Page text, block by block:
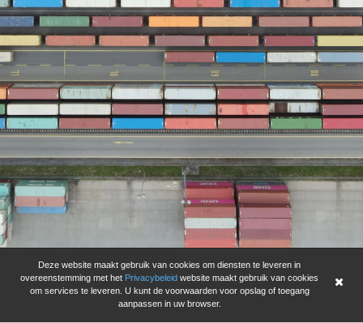
Deze website maakt gebruik van cookies om diensten te leveren in
overeenstemming met het Privacybeleid website maakt gebruik van cookies
om services te leveren. U kunt de voorwaarden voor opslag of toegang
aanpassen in uw browser.